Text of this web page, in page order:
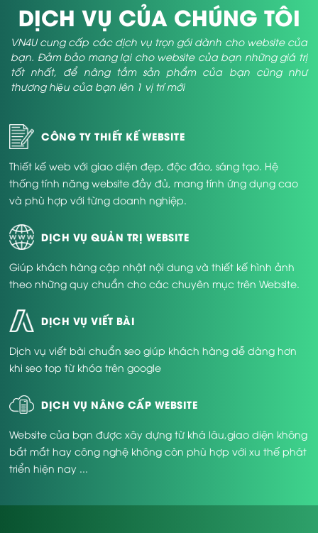
DỊCH VỤ CỦA CHÚNG TÔI
VN4U cung cấp các dịch vụ trọn gói dành cho website của
bạn. Đảm bảo mang lại cho website của bạn những giá trị
tốt nhất, để nâng tầm sản phẩm của bạn cũng như
thương hiệu của bạn lên 1 vị trí mới
CÔNG TY THIẾT KẾ WEBSITE
Thiết kế web với giao diện đẹp, độc đáo, sáng tạo. Hệ
thống tính năng website đầy đủ, mang tính ứng dụng cao
và phù hợp với từng doanh nghiệp.
DỊCH VỤ QUẢN TRỊ WEBSITE
Giúp khách hàng cập nhật nội dung và thiết kế hình ảnh
theo những quy chuẩn cho các chuyên mục trên Website.
DỊCH VỤ VIẾT BÀI
Dịch vụ viết bài chuẩn seo giúp khách hàng dễ dàng hơn
khi seo top từ khóa trên google
DỊCH VỤ NÂNG CẤP WEBSITE
Website của bạn được xây dựng từ khá lâu,giao diện không
bắt mắt hay công nghệ không còn phù hợp với xu thế phát
triển hiện nay ...